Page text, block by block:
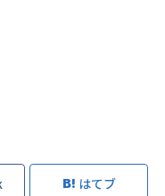
はてブ